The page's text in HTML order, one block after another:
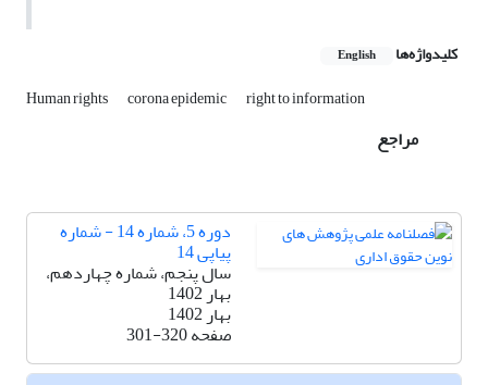
کلیدواژه‌ها English
Human rights corona epidemic right to information
مراجع
دوره 5، شماره 14 - شماره
پیاپی 14
سال پنجم، شماره چهاردهم،
بهار 1402
بهار 1402
صفحه301-320